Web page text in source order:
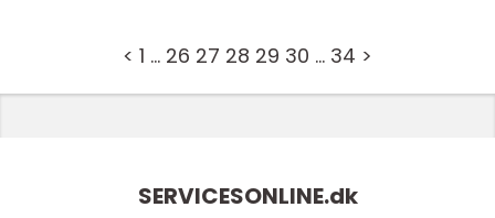
< 1 … 26 27 28 29 30 … 34 >
SERVICESONLINE.dk